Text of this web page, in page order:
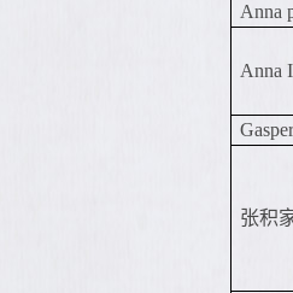
Anna
Anna
张积